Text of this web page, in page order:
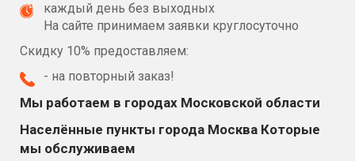
каждый день без выходных
На сайте принимаем заявки круглосуточно
Скидку 10% предоставляем:
- на повторный заказ!
Мы работаем в городах Московской области
Населённые пункты города Москва Которые
мы обслуживаем